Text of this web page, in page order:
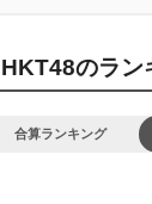
HKT48のラン
合算ランキング